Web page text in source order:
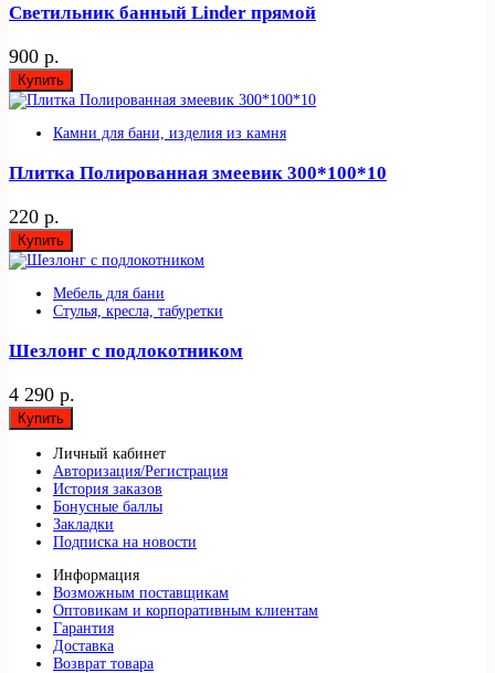
Светильник банный Linder прямой
900 р.
Купить
Камни для бани, изделия из камня
Плитка Полированная змеевик 300*100*10
220 р.
Купить
Мебель для бани
Стулья, кресла, табуретки
Шезлонг с подлокотником
4 290 р.
Купить
Личный кабинет
Авторизация/Регистрация
История заказов
Бонусные баллы
Закладки
Подписка на новости
Информация
Возможным поставщикам
Оптовикам и корпоративным клиентам
Гарантия
Доставка
Возврат товара